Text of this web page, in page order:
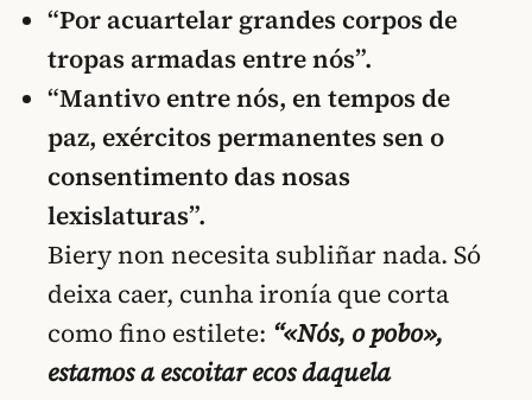
“Por acuartelar grandes corpos de
tropas armadas entre nós”.
“Mantivo entre nós, en tempos de
paz, exércitos permanentes sen o
consentimento das nosas
lexislaturas”.
Biery non necesita subliñar nada. Só
deixa caer, cunha ironía que corta
como fino estilete: “«Nós, o pobo»,
estamos a escoitar ecos daquela